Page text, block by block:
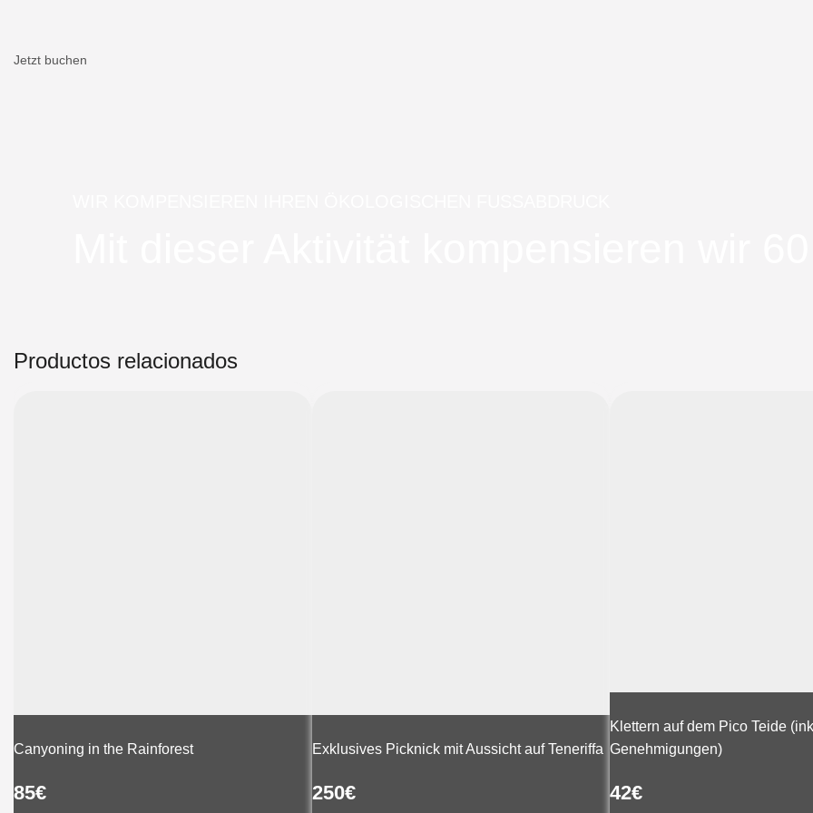
Jetzt buchen
Productos relacionados
Canyoning in the Rainforest
85€
Exklusives Picknick mit Aussicht auf Teneriffa
250€
Klettern auf dem Pico Teide
Genehmigungen)
42€